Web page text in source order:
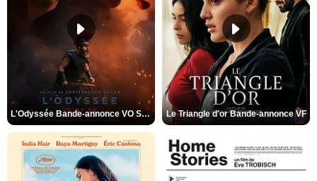
L'Odyssée Bande-annonce VO STFR Le Triangle d'or Bande-annonce VF